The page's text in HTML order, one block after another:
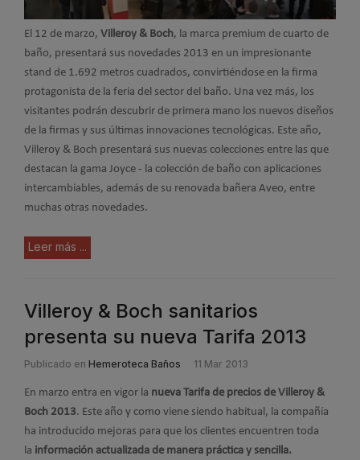
El 12 de marzo, Villeroy & Boch, la marca premium de cuarto de
baño, presentará sus novedades 2013 en un impresionante
stand de 1.692 metros cuadrados, convirtiéndose en la firma
protagonista de la feria del sector del baño. Una vez más, los
visitantes podrán descubrir de primera mano los nuevos diseños
de la firmas y sus últimas innovaciones tecnológicas. Este año,
Villeroy & Boch presentará sus nuevas colecciones entre las que
destacan la gama Joyce - la colección de baño con aplicaciones
intercambiables, además de su renovada bañera Aveo, entre
muchas otras novedades.
Leer más ...
Villeroy & Boch sanitarios
presenta su nueva Tarifa 2013
Publicado en Hemeroteca Baños 11 Mar 2013
En marzo entra en vigor la nueva Tarifa de precios de Villeroy &
Boch 2013. Este año y como viene siendo habitual, la compañía
ha introducido mejoras para que los clientes encuentren toda
la información actualizada de manera práctica y sencilla.